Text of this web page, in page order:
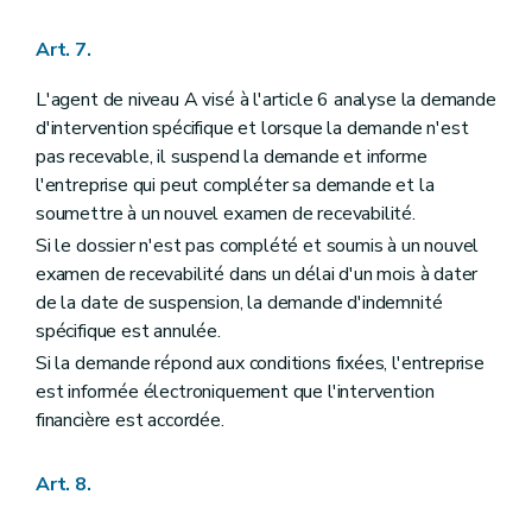
Art. 7.
L'agent de niveau A visé à l'article 6 analyse la demande
d'intervention spécifique et lorsque la demande n'est
pas recevable, il suspend la demande et informe
l'entreprise qui peut compléter sa demande et la
soumettre à un nouvel examen de recevabilité.
Si le dossier n'est pas complété et soumis à un nouvel
examen de recevabilité dans un délai d'un mois à dater
de la date de suspension, la demande d'indemnité
spécifique est annulée.
Si la demande répond aux conditions fixées, l'entreprise
est informée électroniquement que l'intervention
financière est accordée.
Art. 8.